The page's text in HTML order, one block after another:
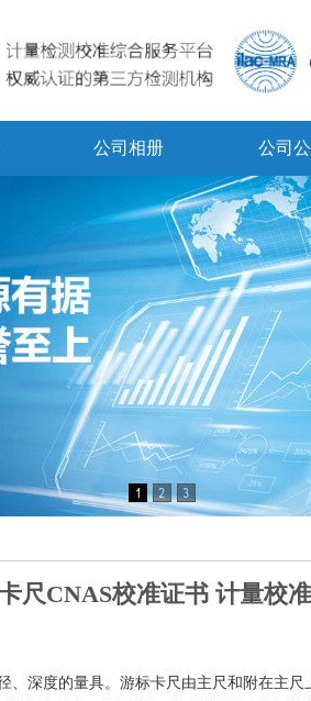
公司相册 公司
尺CNAS校准证书 计量校准
、深度的量具。游标卡尺由主尺和附在主